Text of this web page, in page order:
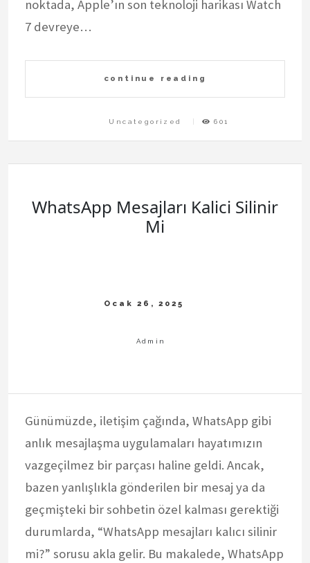
noktada, Apple’ın son teknoloji harikası Watch
7 devreye…
continue reading
Uncategorized 601
WhatsApp Mesajları Kalici Silinir
Mi
Günümüzde, iletişim çağında, WhatsApp gibi
anlık mesajlaşma uygulamaları hayatımızın
vazgeçilmez bir parçası haline geldi. Ancak,
bazen yanlışlıkla gönderilen bir mesaj ya da
geçmişteki bir sohbetin özel kalması gerektiği
durumlarda, “WhatsApp mesajları kalıcı silinir
mi?” sorusu akla gelir. Bu makalede, WhatsApp